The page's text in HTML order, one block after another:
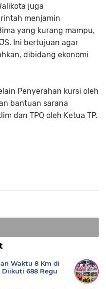
juga
menjamin
yang kurang mampu,
Ini bertujuan agar
dibidang ekonomi
Penyerahan kursi oleh
bantuan sarana
dan TPQ oleh Ketua TP.
Waktu 8 Km di
Diikuti 688 Regu